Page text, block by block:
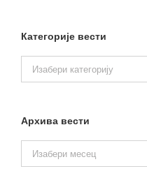
Категорије вести
вести
Архива вести
вести